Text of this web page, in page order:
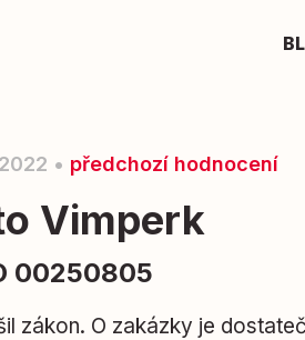
• předchozí hodnocení
Vimperk
00250805
zákon. O zakázky je